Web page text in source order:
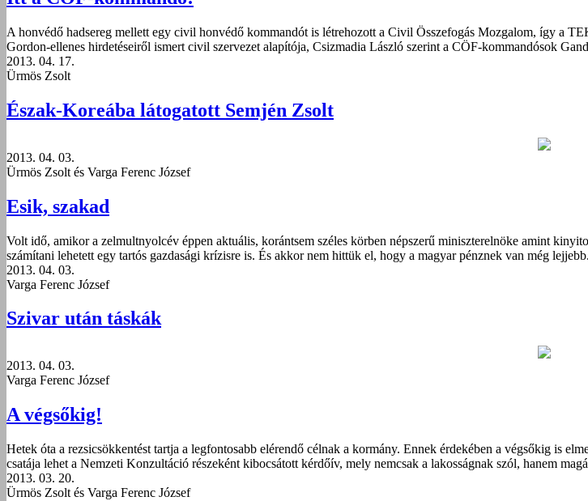
A honvédő hadsereg mellett egy civil honvédő kommandót is létrehozott a Civil Összefogás Mozgalom, így a
Gordon-ellenes hirdetéseiről ismert civil szervezet alapítója, Csizmadia László szerint a CÖF-kommandósok
2013. 04. 17.
Ürmös Zsolt
Észak-Koreába látogatott Semjén Zsolt
2013. 04. 03.
Ürmös Zsolt és Varga Ferenc József
Esik, szakad
Volt idő, amikor a zelmultnyolcév éppen aktuális, korántsem széles körben népszerű miniszterelnöke amint
számítani lehetett egy tartós gazdasági krízisre is. És akkor nem hittük el, hogy a magyar pénznek van még lejjebb.
2013. 04. 03.
Varga Ferenc József
Szivar után táskák
2013. 04. 03.
Varga Ferenc József
A végsőkig!
Hetek óta a rezsicsökkentést tartja a legfontosabb elérendő célnak a kormány. Ennek érdekében a végsőkig is
csatája lehet a Nemzeti Konzultáció részeként kibocsátott kérdőív, mely nemcsak a lakosságnak szól, hanem
2013. 03. 20.
Ürmös Zsolt és Varga Ferenc József